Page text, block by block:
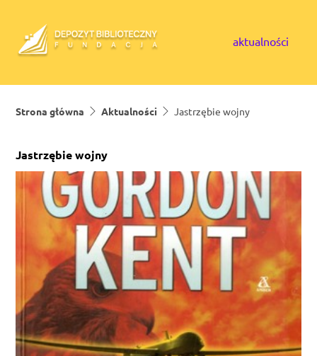
aktualności
Strona główna Aktualności Jastrzębie wojny
Jastrzębie wojny